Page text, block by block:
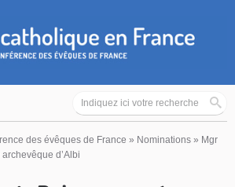
des évêques de France » Nominations » Mgr
d’Albi